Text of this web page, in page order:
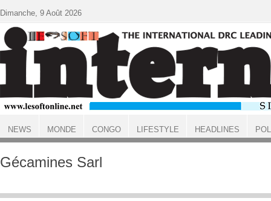
ACCUEIL
Gécamines Sarl
Dimanche, 9 Août 2026
NEWS MONDE CONGO LIFESTYLE HEADLINES